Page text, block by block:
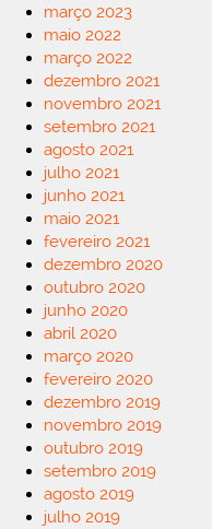
março 2023
maio 2022
março 2022
dezembro 2021
novembro 2021
setembro 2021
agosto 2021
julho 2021
junho 2021
maio 2021
fevereiro 2021
dezembro 2020
outubro 2020
junho 2020
abril 2020
março 2020
fevereiro 2020
dezembro 2019
novembro 2019
outubro 2019
setembro 2019
agosto 2019
julho 2019